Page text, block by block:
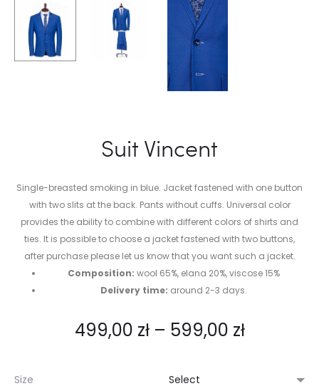
Suit Vincent
Single-breasted smoking in blue. Jacket fastened with one button
with two slits at the back. Pants without cuffs. Universal color
provides the ability to combine with different colors of shirts and
ties. It is possible to choose a jacket fastened with two buttons,
after purchase please let us know that you want such a jacket.
Composition: wool 65%, elana 20%, viscose 15%
Delivery time: around 2-3 days.
499,00 zł– 599,00 zł
Size